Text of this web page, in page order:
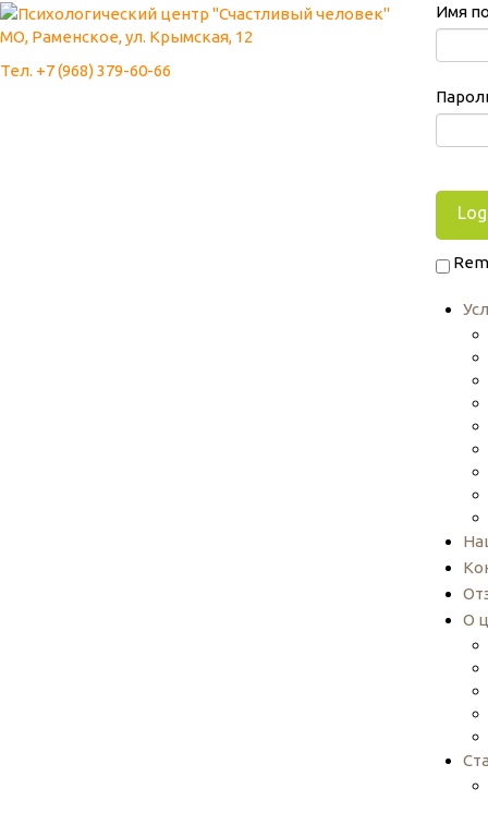
МО, Раменское, ул. Крымская, 12
Тел. +7 (968) 379-60-66
Имя
О